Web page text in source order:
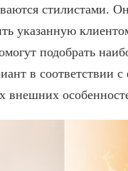
стилистами.
указанную
подобрать
в соответствии
внешних